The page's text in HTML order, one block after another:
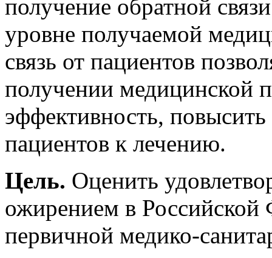
получение обратной
уровне получаемой
связь от пациентов
получении медицинской
эффективность,
пациентов к лечению.
Цель. Оценить
ожирением в Российской
первичной медико-